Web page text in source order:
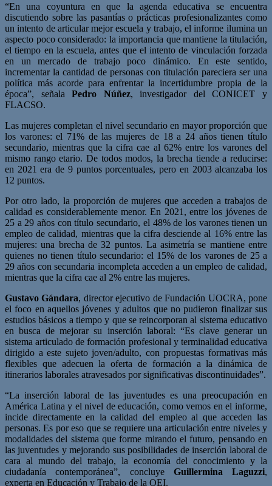
“En una coyuntura en que la agenda educativa se encuentra
discutiendo sobre las pasantías o prácticas profesionalizantes como
un intento de articular mejor escuela y trabajo, el informe ilumina un
aspecto poco considerado: la importancia que mantiene la titulación,
el tiempo en la escuela, antes que el intento de vinculación forzada
en un mercado de trabajo poco dinámico. En este sentido,
incrementar la cantidad de personas con titulación pareciera ser una
política más acorde para enfrentar la incertidumbre propia de la
época”, señalaPedro Núñez, investigador del CONICET y
FLACSO.
Las mujeres completan el nivel secundario en mayor proporción que
los varones: el 71% de las mujeres de 18 a 24 años tienen título
secundario, mientras que la cifra cae al 62% entre los varones del
mismo rango etario. De todos modos, la brecha tiende a reducirse:
en 2021 era de 9 puntos porcentuales, pero en 2003 alcanzaba los
12 puntos.
Por otro lado, la proporción de mujeres que acceden a trabajos de
calidad es considerablemente menor. En 2021, entre los jóvenes de
25 a 29 años con título secundario, el 48% de los varones tienen un
empleo de calidad, mientras que la cifra desciende al 16% entre las
mujeres: una brecha de 32 puntos. La asimetría se mantiene entre
quienes no tienen título secundario: el 15% de los varones de 25 a
29 años con secundaria incompleta acceden a un empleo de calidad,
mientras que la cifra cae al 2% entre las mujeres.
Gustavo Gándara, director ejecutivo de Fundación UOCRA, pone
el foco en aquellos jóvenes y adultos que no pudieron finalizar sus
estudios básicos a tiempo y que se reincorporan al sistema educativo
en busca de mejorar su inserción laboral: “Es clave generar un
sistema articulado de formación profesional y terminalidad educativa
dirigido a este sujeto joven/adulto, con propuestas formativas más
flexibles que adecuen la oferta de formación a la dinámica de
itinerarios laborales atravesados por significativas discontinuidades”.
“La inserción laboral de las juventudes es una preocupación en
América Latina y el nivel de educación, como vemos en el informe,
incide directamente en la calidad del empleo al que acceden las
personas. Es por eso que se requiere una articulación entre niveles y
modalidades del sistema que forme mirando el futuro, pensando en
las juventudes y mejorando sus posibilidades de inserción laboral de
cara al mundo del trabajo, la economía del conocimiento y la
ciudadanía contemporánea”, concluye Guillermina Laguzzi,
experta en Educación y Trabajo de la OEI.